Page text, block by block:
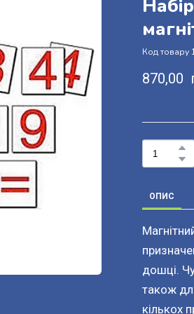
Код товару
870,00
ОПИС
дошці.
також
кількох